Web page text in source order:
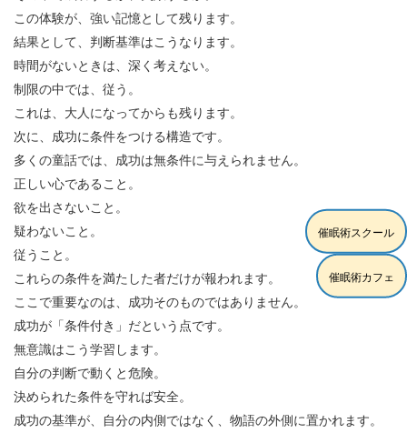
この体験が、強い記憶として残ります。
結果として、判断基準はこうなります。
時間がないときは、深く考えない。
制限の中では、従う。
これは、大人になってからも残ります。
次に、成功に条件をつける構造です。
多くの童話では、成功は無条件に与えられません。
正しい心であること。
欲を出さないこと。
疑わないこと。
従うこと。
これらの条件を満たした者だけが報われます。
ここで重要なのは、成功そのものではありません。
成功が「条件付き」だという点です。
無意識はこう学習します。
自分の判断で動くと危険。
決められた条件を守れば安全。
成功の基準が、自分の内側ではなく、物語の外側に置かれます。
催眠術スクール
催眠術カフェ